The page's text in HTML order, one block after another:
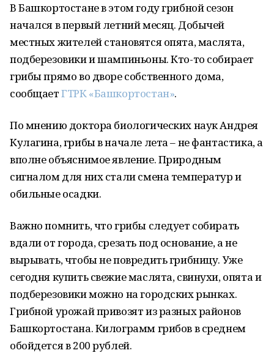
В Башкортостане в этом году грибной сезон
начался в первый летний месяц. Добычей
местных жителей становятся опята, маслята,
подберезовики и шампиньоны. Кто-то собирает
грибы прямо во дворе собственного дома,
сообщаетГТРК «Башкортостан».
По мнению доктора биологических наук Андрея
Кулагина, грибы в начале лета – не фантастика, а
вполне объяснимое явление. Природным
сигналом для них стали смена температур и
обильные осадки.
Важно помнить, что грибы следует собирать
вдали от города, срезать под основание, а не
вырывать, чтобы не повредить грибницу. Уже
сегодня купить свежие маслята, свинухи, опята и
подберезовики можно на городских рынках.
Грибной урожай привозят из разных районов
Башкортостана. Килограмм грибов в среднем
обойдется в 200 рублей.